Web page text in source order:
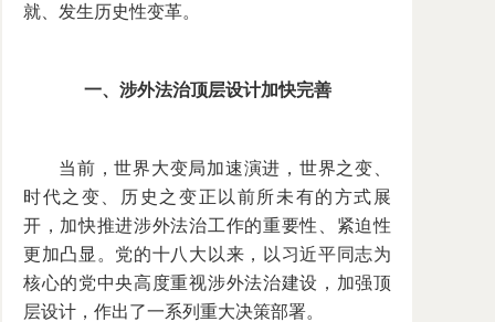
就、发生历史性变革。
一、涉外法治顶层设计加快完善
当前，世界大变局加速演进，世界之变、
时代之变、历史之变正以前所未有的方式展
开，加快推进涉外法治工作的重要性、紧迫性
更加凸显。党的十八大以来，以习近平同志为
核心的党中央高度重视涉外法治建设，加强顶
层设计，作出了一系列重大决策部署。